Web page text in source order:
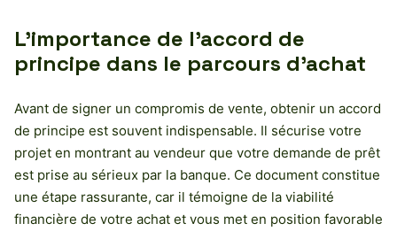
L’importance de l’accord de
principe dans le parcours d’achat
Avant de signer un compromis de vente, obtenir un accord
de principe est souvent indispensable. Il sécurise votre
projet en montrant au vendeur que votre demande de prêt
est prise au sérieux par la banque. Ce document constitue
une étape rassurante, car il témoigne de la viabilité
financière de votre achat et vous met en position favorable